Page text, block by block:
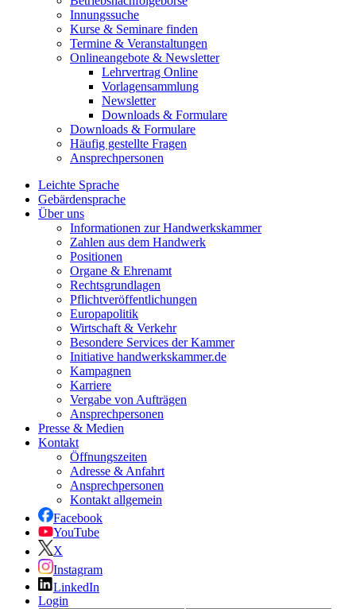
Innungssuche
Kurse & Seminare finden
Termine & Veranstaltungen
Onlineangebote & Newsletter
Lehrvertrag Online
Vorlagensammlung
Newsletter
Downloads & Formulare
Downloads & Formulare
Häufig gestellte Fragen
Ansprechpersonen
Leichte Sprache
Gebärdensprache
Über uns
Informationen zur Handwerkskammer
Zahlen aus dem Handwerk
Positionen
Organe & Ehrenamt
Rechtsgrundlagen
Pflichtveröffentlichungen
Europapolitik
Wirtschaft & Verkehr
Besondere Services der Kammer
Initiative handwerkskammer.de
Kampagnen
Karriere
Vergabe von Aufträgen
Ansprechpersonen
Presse & Medien
Kontakt
Öffnungszeiten
Adresse & Anfahrt
Ansprechpersonen
Kontakt allgemein
Facebook
YouTube
X
Instagram
LinkedIn
Login